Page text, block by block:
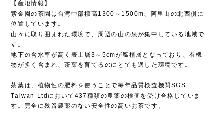
【産地情報】
紫金園の茶園は台湾中部標高1300～1500m、阿里山の北西側に
位置しています。
山々に取り囲まれた環境で、周辺の山の泉が集中している地域で
す。
地下の含水率が高く表土層3～5cmが腐植層となっており、有機
物が多く含まれ、茶葉を育てるのにとても適した環境です。
茶葉は、植物性の肥料を使うことで毎年品質検査機関SGS
Taiwan Ltdにおいて437種類の農薬の検査を受け合格していま
す。完全に残留農薬のない安全性の高いお茶です。